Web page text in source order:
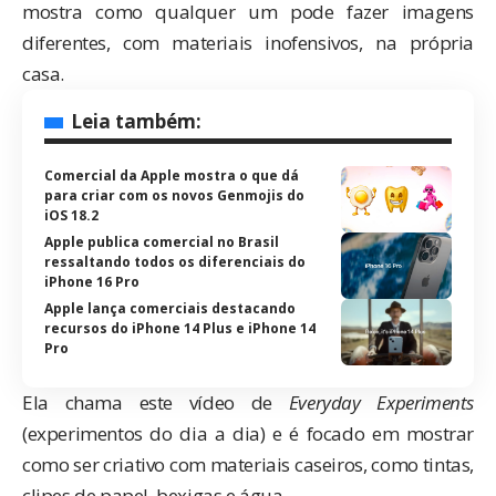
mostra como qualquer um pode fazer imagens
diferentes, com materiais inofensivos, na própria
casa.
Leia também:
Comercial da Apple mostra o que dá
para criar com os novos Genmojis do
iOS 18.2
Apple publica comercial no Brasil
ressaltando todos os diferenciais do
iPhone 16 Pro
Apple lança comerciais destacando
recursos do iPhone 14 Plus e iPhone 14
Pro
Ela chama este vídeo de Everyday Experiments
(experimentos do dia a dia) e é focado em mostrar
como ser criativo com materiais caseiros, como tintas,